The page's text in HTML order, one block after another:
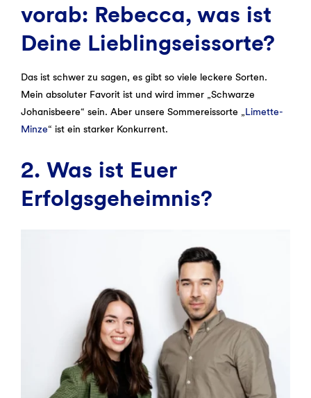
vorab: Rebecca, was ist
Deine Lieblingseissorte?
Das ist schwer zu sagen, es gibt so viele leckere Sorten.
Mein absoluter Favorit ist und wird immer „Schwarze
Johanisbeere“ sein. Aber unsere Sommereissorte „ Limette-
Minze“ ist ein starker Konkurrent.
2. Was ist Euer
Erfolgsgeheimnis?